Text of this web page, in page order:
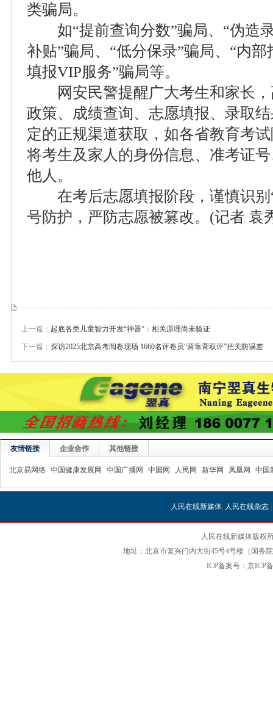
类骗局。
如“提前查询分数”骗局、“伪造
补贴”骗局、“低分保录”骗局、“内
填报VIP服务”骗局等。
网安民警提醒广大考生和家长，
政策、成绩查询、志愿填报、录取
定的正规渠道获取，如各省教育考
将考生及家人的身份信息、准考证
他人。
在考后志愿填报阶段，谨慎识别
号防护，严防志愿被篡改。(记者 袁
上一篇： 起底各类儿童智力开发“神器”：相关原理尚未验证
下一篇： 探访2025北京高考阅卷现场 1660名评卷员“背靠背双评”把关防误差
友情链接 企业合作 其他链接
北京易网络 中国健康发展网 中国广播网 中国网 人民网 新华网 凤凰网 中国
人民在线新媒体| 人民在线杂志|
人民在线新媒体版权
地址：北京市复兴门内大街45号4号楼（国务
ICP备案号：京ICP